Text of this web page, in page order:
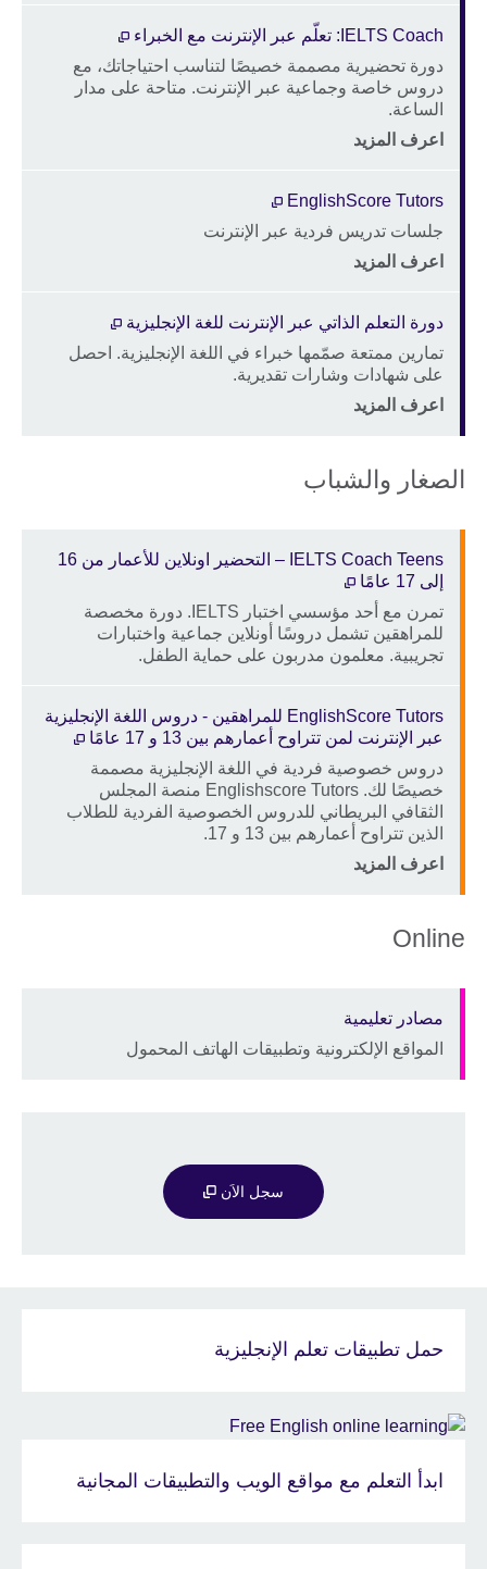
IELTS Coach: تعلّم عبر الإنترنت مع الخبراء
Description
دورة تحضيرية مصممة خصيصًا لتناسب احتياجاتك، مع
دروس خاصة وجماعية عبر الإنترنت. متاحة على مدار
الساعة.
الموقع
Price
اعرف المزيد
EnglishScore Tutors
Description
جلسات تدريس فردية عبر الإنترنت
الموقع
Price
اعرف المزيد
دورة التعلم الذاتي عبر الإنترنت للغة الإنجليزية
Description
تمارين ممتعة صمّمها خبراء في اللغة الإنجليزية. احصل
على شهادات وشارات تقديرية.
الموقع
Price
اعرف المزيد
الصغار والشباب
IELTS Coach Teens – التحضير اونلاين للأعمار من 16
إلى 17 عامًا
Description
تمرن مع أحد مؤسسي اختبار IELTS. دورة مخصصة
للمراهقين تشمل دروسًا أونلاين جماعية واختبارات
تجريبية. معلمون مدربون على حماية الطفل.
EnglishScore Tutors للمراهقين - دروس اللغة الإنجليزية
عبر الإنترنت لمن تتراوح أعمارهم بين 13 و 17 عامًا
Description
دروس خصوصية فردية في اللغة الإنجليزية مصممة
خصيصًا لك. Englishscore Tutors منصة المجلس
الثقافي البريطاني للدروس الخصوصية الفردية للطلاب
الذين تتراوح أعمارهم بين 13 و 17.
الموقع
Price
اعرف المزيد
Online
مصادر تعليمية
Description
المواقع الإلكترونية وتطبيقات الهاتف المحمول
سجل الاَن
حمل تطبيقات تعلم الإنجليزية
ابدأ التعلم مع مواقع الويب والتطبيقات المجانية